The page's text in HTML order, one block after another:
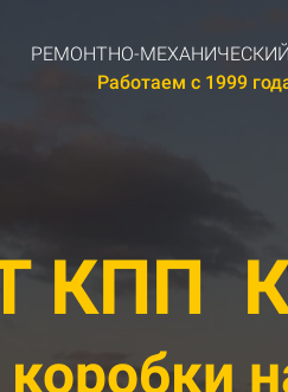
РЕМОНТНО-
Работаем с 1999
КПП